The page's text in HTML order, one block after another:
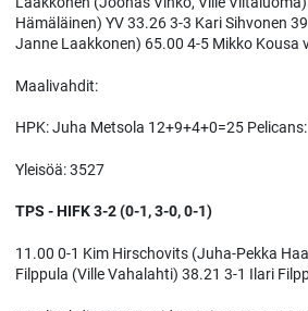
Hämäläinen) YV 33.26 3-3 Kari Sihvonen
Janne Laakkonen) 65.00 4-5 Mikko Kousa
Maalivahdit:
HPK: Juha Metsola 12+9+4+0=25
Yleisöä: 3527
TPS - HIFK 3-2 (0-1, 3-0, 0-1)
11.00 0-1 Kim Hirschovits (Juha-Pekka
Filppula (Ville Vahalahti) 38.21 3-1 Ilari